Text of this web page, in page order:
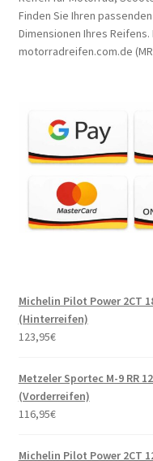
Finden Sie Ihren
Dimensionen Ihres
motorradreifen.com.de
Michelin Pilot Power 2CT
(Hinterreifen)
123,95€
Metzeler Sportec M-9 RR
(Vorderreifen)
116,95€
Michelin Pilot Power 2CT